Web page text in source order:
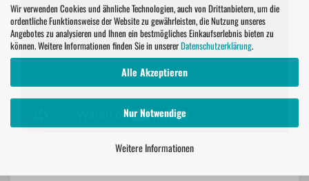
Wir verwenden Cookies und ähnliche Technologien, auch von Drittanbietern, um die
ordentliche Funktionsweise der Website zu gewährleisten, die Nutzung unseres
Angebotes zu analysieren und Ihnen ein bestmögliches Einkaufserlebnis bieten zu
können. Weitere Informationen finden Sie in unsererDatenschutzerklärung.
Alle Akzeptieren
Nur Notwendige
Weitere Informationen